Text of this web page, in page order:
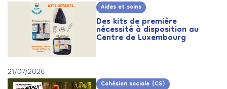
Aides et soins
Des kits de première
nécessité à disposition au
Centre de Luxembourg
21/07/2026
Cohésion sociale (CS)